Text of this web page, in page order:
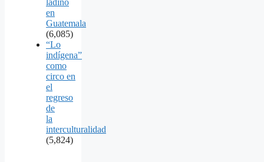
ladino
en
Guatemala
(6,085)
“Lo
indígena”
como
circo en
el
regreso
de
la
interculturalidad
(5,824)